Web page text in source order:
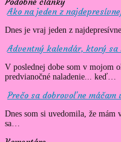
Ako na jeden z
Dnes je vraj jeden z
Adventný kalendár, ktorý sa
V poslednej dobe som v mojom
predvianočné naladenie... keď…
Prečo sa dobrovoľne
Dnes som si uvedomila, že
sa…